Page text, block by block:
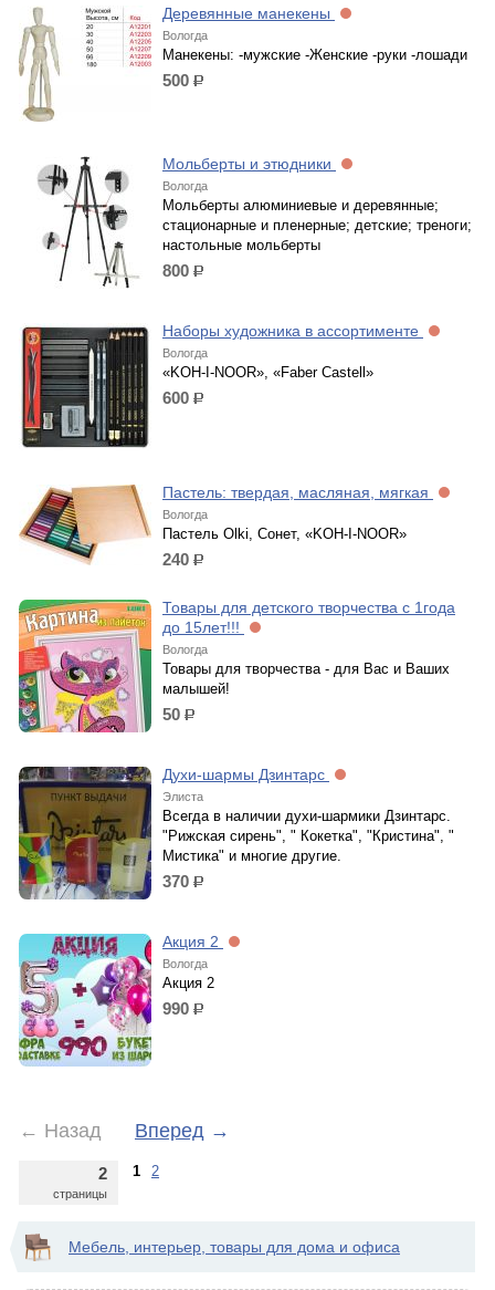
Деревянные манекены
Вологда
Манекены: -мужские -Женские -руки -лошади
500 р.
Мольберты и этюдники
Вологда
Мольберты алюминиевые и деревянные;
стационарные и пленерные; детские; треноги;
настольные мольберты
800 р.
Наборы художника в ассортименте
Вологда
«KOH-I-NOOR», «Faber Castell»
600 р.
Пастель: твердая, масляная, мягкая
Вологда
Пастель Olki, Сонет, «KOH-I-NOOR»
240 р.
Товары для детского творчества с 1года
до 15лет!!!
Вологда
Товары для творчества - для Вас и Ваших
малышей!
50 р.
Духи-шармы Дзинтарс
Элиста
Всегда в наличии духи-шармики Дзинтарс.
"Рижская сирень", " Кокетка", "Кристина", "
Мистика" и многие другие.
370 р.
Акция 2
Вологда
Акция 2
990 р.
← Назад Вперед →
2
страницы
1 2
Мебель, интерьер, товары для дома и офиса